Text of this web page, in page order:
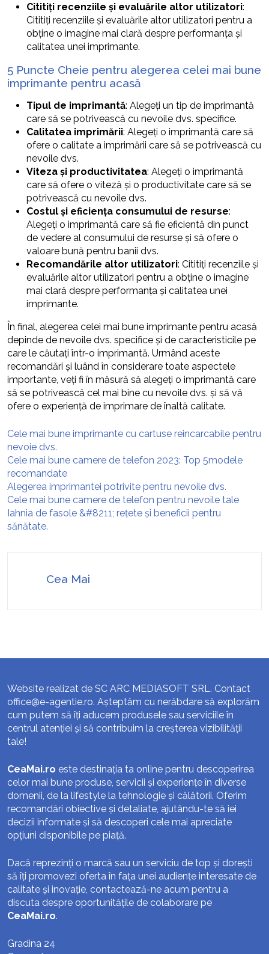
Cititiți recenziile și evaluările altor utilizatori:
Cititiți recenziile și evaluările altor utilizatori pentru a
obține o imagine mai clară despre performanța și
calitatea unei imprimante.
5 Puncte Cheie pentru alegerea celei mai bune
imprimante pentru acasă
Tipul de imprimantă: Alegeți un tip de imprimantă
care să se potrivească cu nevoile dvs. specifice.
Calitatea imprimării: Alegeți o imprimantă care să
ofere o calitate a imprimării care să se potrivească cu
nevoile dvs.
Viteza și productivitatea: Alegeți o imprimantă
care să ofere o viteză și o productivitate care să se
potrivească cu nevoile dvs.
Costul și eficiența consumului de resurse:
Alegeți o imprimantă care să fie eficientă din punct
de vedere al consumului de resurse și să ofere o
valoare bună pentru banii dvs.
Recomandările altor utilizatori: Cititiți recenziile și
evaluările altor utilizatori pentru a obține o imagine
mai clară despre performanța și calitatea unei
imprimante.
În final, alegerea celei mai bune imprimante pentru acasă
depinde de nevoile dvs. specifice și de caracteristicile pe
care le căutați într-o imprimantă. Urmând aceste
recomandări și luând în considerare toate aspectele
importante, veți fi în măsură să alegeți o imprimantă care
să se potrivească cel mai bine cu nevoile dvs. și să vă
ofere o experiență de imprimare de înaltă calitate.
Cele mai bune imprimante cu cartuse reincarcabile pentru
nevoie dvs.
Cele mai bune camere de telefon 2023: Top 5modele
recomandate
Alegerea imprimantei potrivite pentru nevoile dvs.
Cele mai bune camere de telefon pentru nevoile tale
Iahnia de fasole &#8211; rețete și beneficii pentru
sănătate.
Cea Mai
Website realizat de SC ARC MEDIASOFT SRL. Contact
office@e-agentie.ro. Așteptăm cu nerăbdare să explorăm
cum putem să îți aducem produsele sau serviciile în
centrul atenției și să contribuim la creșterea vizibilității
tale!
CeaMai.ro este destinația ta online pentru descoperirea
celor mai bune produse, servicii și experiențe în diverse
domenii, de la lifestyle la tehnologie și călătorii. Oferim
recomandări obiective și detaliate, ajutându-te să iei
decizii informate și să descoperi cele mai apreciate
opțiuni disponibile pe piață.
Dacă reprezinți o marcă sau un serviciu de top și dorești
să îți promovezi oferta în fața unei audiențe interesate de
calitate și inovație, contactează-ne acum pentru a
discuta despre oportunitățile de colaborare pe
CeaMai.ro.
Gradina 24